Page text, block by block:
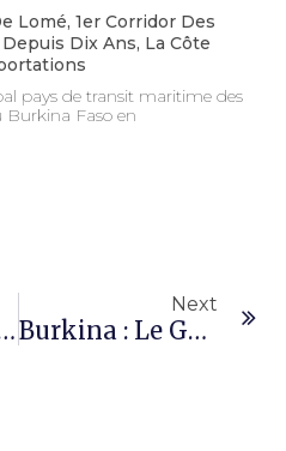
Lomé, 1er Corridor Des
Dix Ans, La Côte
pays de transit maritime des
Burkina Faso en
Du Célèbre Espace De Prostitution « Allah Ti Kouma »
Next
Burkina : Le Gouvernement Acquiert Un Terrain De Plus De 3 Hectares À 2 Milliards FCFA À Ouaga